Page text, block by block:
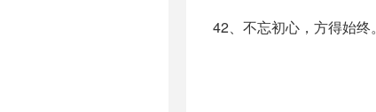
42、不忘初心，方得始终。